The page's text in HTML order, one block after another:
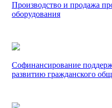
Производство и продажа
оборудования
Софинансирование
развитию гражданского